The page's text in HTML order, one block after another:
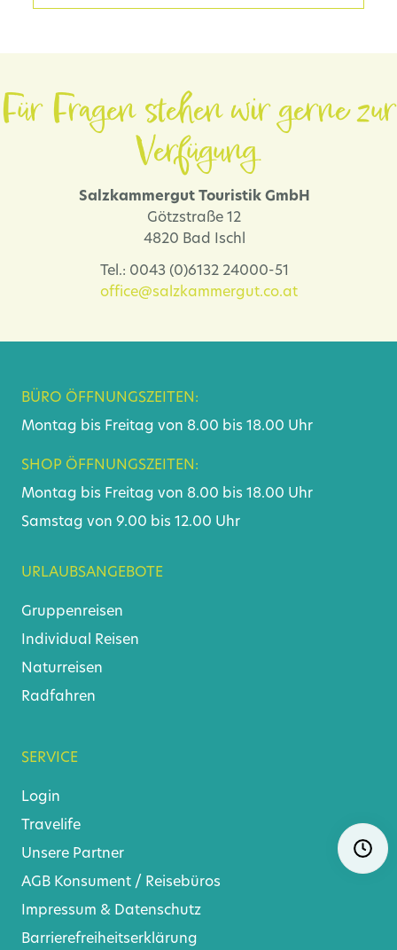
Für Fragen stehen wir gerne zur
Verfügung.
Salzkammergut Touristik GmbH
Götzstraße 12
4820 Bad Ischl
Tel.: 0043 (0)6132 24000-51
office@salzkammergut.co.at
BÜRO ÖFFNUNGSZEITEN:
Montag bis Freitag von 8.00 bis 18.00 Uhr
SHOP ÖFFNUNGSZEITEN:
Montag bis Freitag von 8.00 bis 18.00 Uhr
Samstag von 9.00 bis 12.00 Uhr
URLAUBSANGEBOTE
Gruppenreisen
Individual Reisen
Naturreisen
Radfahren
SERVICE
Login
Travelife
Unsere Partner
AGB Konsument / Reisebüros
Impressum & Datenschutz
Barrierefreiheitserklärung